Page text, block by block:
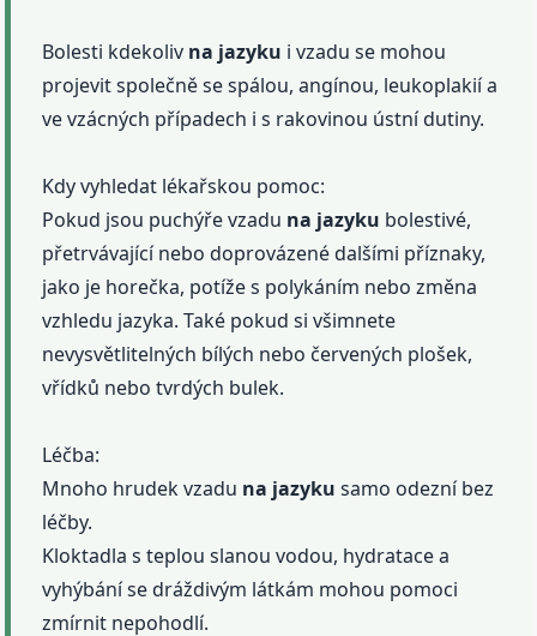
Bolesti kdekoliv na jazyku i vzadu se mohou
projevit společně se spálou, angínou, leukoplakií a
ve vzácných případech i s rakovinou ústní dutiny.
Kdy vyhledat lékařskou pomoc:
Pokud jsou puchýře vzadu na jazyku bolestivé,
přetrvávající nebo doprovázené dalšími příznaky,
jako je horečka, potíže s polykáním nebo změna
vzhledu jazyka. Také pokud si všimnete
nevysvětlitelných bílých nebo červených plošek,
vřídků nebo tvrdých bulek.
Léčba:
Mnoho hrudek vzadu na jazyku samo odezní bez
léčby.
Kloktadla s teplou slanou vodou, hydratace a
vyhýbání se dráždivým látkám mohou pomoci
zmírnit nepohodlí.